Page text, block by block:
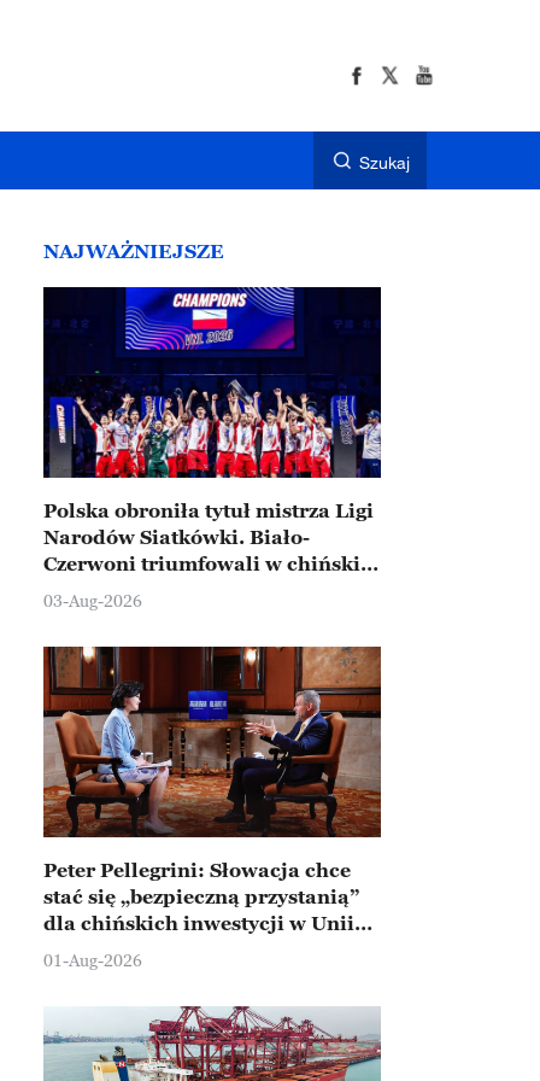
Szukaj
NAJWAŻNIEJSZE
Polska obroniła tytuł mistrza Ligi
Narodów Siatkówki. Biało-
Czerwoni triumfowali w chińskim
Ningbo
03-Aug-2026
Peter Pellegrini: Słowacja chce
stać się „bezpieczną przystanią”
dla chińskich inwestycji w Unii
Europejskiej
01-Aug-2026